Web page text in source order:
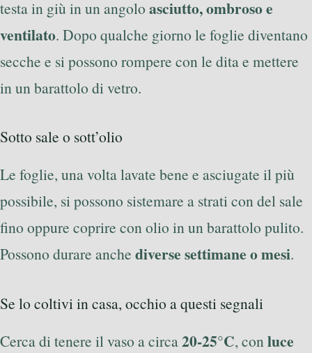
testa in giù in un angolo asciutto, ombroso e
ventilato. Dopo qualche giorno le foglie diventano
secche e si possono rompere con le dita e mettere
in un barattolo di vetro.
Sotto sale o sott’olio
Le foglie, una volta lavate bene e asciugate il più
possibile, si possono sistemare a strati con del sale
fino oppure coprire con olio in un barattolo pulito.
Possono durare anche diverse settimane o mesi.
Se lo coltivi in casa, occhio a questi segnali
Cerca di tenere il vaso a circa20-25°C, conluce